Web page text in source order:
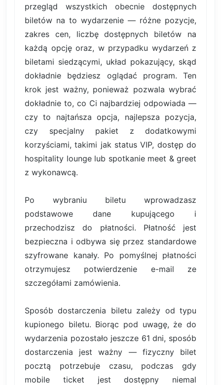
przegląd wszystkich obecnie dostępnych
biletów na to wydarzenie — różne pozycje,
zakres cen, liczbę dostępnych biletów na
każdą opcję oraz, w przypadku wydarzeń z
biletami siedzącymi, układ pokazujący, skąd
dokładnie będziesz oglądać program. Ten
krok jest ważny, ponieważ pozwala wybrać
dokładnie to, co Ci najbardziej odpowiada —
czy to najtańsza opcja, najlepsza pozycja,
czy specjalny pakiet z dodatkowymi
korzyściami, takimi jak status VIP, dostęp do
hospitality lounge lub spotkanie meet & greet
z wykonawcą.
Po wybraniu biletu wprowadzasz
podstawowe dane kupującego i
przechodzisz do płatności. Płatność jest
bezpieczna i odbywa się przez standardowe
szyfrowane kanały. Po pomyślnej płatności
otrzymujesz potwierdzenie e-mail ze
szczegółami zamówienia.
Sposób dostarczenia biletu zależy od typu
kupionego biletu. Biorąc pod uwagę, że do
wydarzenia pozostało jeszcze 61 dni, sposób
dostarczenia jest ważny — fizyczny bilet
pocztą potrzebuje czasu, podczas gdy
mobile ticket jest dostępny niemal